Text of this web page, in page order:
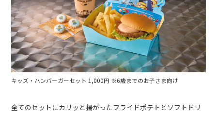
キッズ・ハンバーガーセット 1,000円 ※6歳までのお子さま向け
全てのセットにカリッと揚がったフライドポテトとソフトドリ